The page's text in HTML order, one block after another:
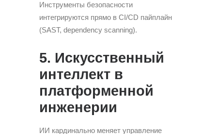
Инструменты безопасности
интегрируются прямо в CI/CD пайплайн
(SAST, dependency scanning).
5. Искусственный
интеллект в
платформенной
инженерии
ИИ кардинально меняет управление